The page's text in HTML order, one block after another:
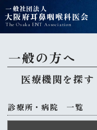
一般社団法人
大阪府耳鼻咽喉科医会
The Osaka ENT Association
一般の方へ
医療機関を探す
診療所・病院 一覧